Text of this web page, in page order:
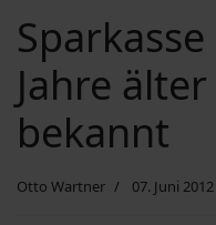
Jahre
bekannt
Otto Wartner 07. Juni 2012